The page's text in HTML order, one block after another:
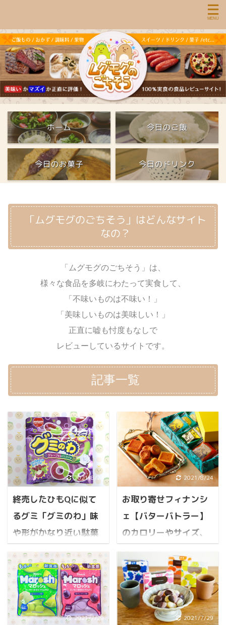
ホーム 今日のご飯
今日のお菓子 今日のドリンク
「ムグモグのごちそう」はどんなサイト
なの？
「ムグモグのごちそう」は、
様々な食品を多岐にわたって実食して、
「不味いものは不味い！」
「美味しいものは美味しい！」
正直に嘘も忖度もなしで
レビューしているサイトです。
記事一覧
2021/8/24
終売したひもQに似て
るグミ「グミのわ」味
や形がかなり近い駄菓
子：公式よりも詳細な
情報
その他のオススメ・関連
記事 終売したひもQに似
てるグミ！「グミのわ」
味や形がかなり近い駄菓
2021/8/24
お取り寄せフィナンシ
ェ【バターバトラー】
のカロリーやサイズ、
ュー
その他のオススメ・関連
記事 お取り寄せフィナン
シェ【バターバトラー】
のカロリーやサイズ、成
2021/7/29 2021/7/29